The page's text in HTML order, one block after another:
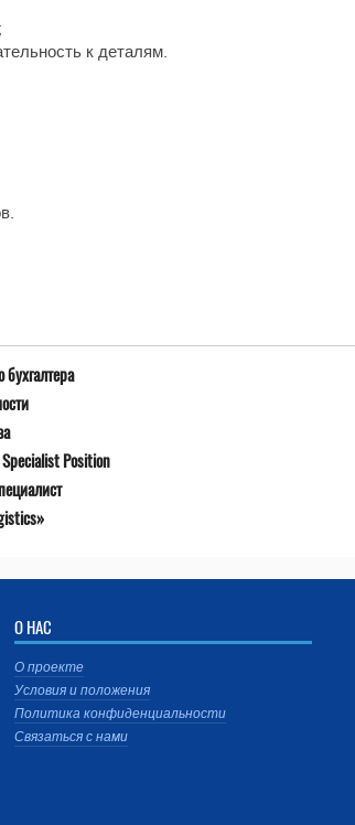
к деталям.
Position
О НАС
О проекте
Условия и положения
Политика конфиденциальности
Связаться с нами